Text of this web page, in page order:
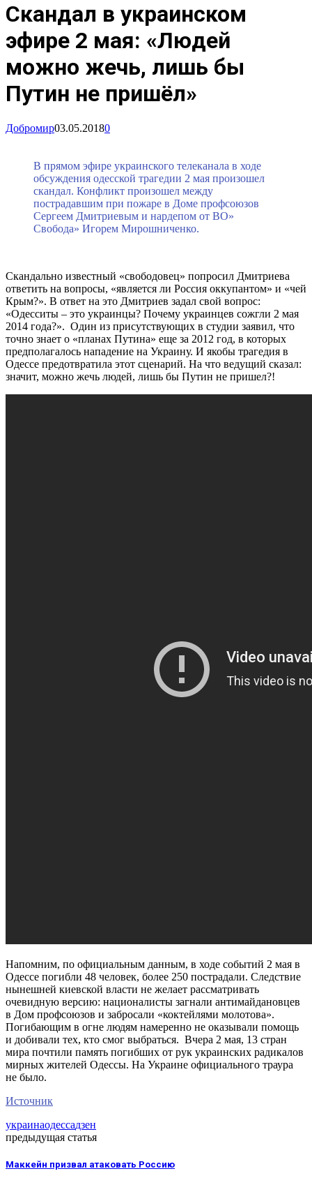
Скандал в украинском
эфире 2 мая: «Людей
можно жечь, лишь бы
Путин не пришёл»
Добромир03.05.20180
В прямом эфире украинского телеканала в ходе
обсуждения одесской трагедии 2 мая произошел
скандал. Конфликт произошел между
пострадавшим при пожаре в Доме профсоюзов
Сергеем Дмитриевым и нардепом от ВО»
Свобода» Игорем Мирошниченко.
Скандально известный «свободовец» попросил Дмитриева
ответить на вопросы, «является ли Россия оккупантом» и «чей
Крым?». В ответ на это Дмитриев задал свой вопрос:
«Одесситы – это украинцы? Почему украинцев сожгли 2 мая
2014 года?». Один из присутствующих в студии заявил, что
точно знает о «планах Путина» еще за 2012 год, в которых
предполагалось нападение на Украину. И якобы трагедия в
Одессе предотвратила этот сценарий. На что ведущий сказал:
значит, можно жечь людей, лишь бы Путин не пришел?!
Напомним, по официальным данным, в ходе событий 2 мая в
Одессе погибли 48 человек, более 250 пострадали. Следствие
нынешней киевской власти не желает рассматривать
очевидную версию: националисты загнали антимайдановцев
в Дом профсоюзов и забросали «коктейлями молотова».
Погибающим в огне людям намеренно не оказывали помощь
и добивали тех, кто смог выбраться. Вчера 2 мая, 13 стран
мира почтили память погибших от рук украинских радикалов
мирных жителей Одессы. На Украине официального траура
не было.
Источник
украинаодессадзен
предыдущая статья
Маккейн призвал атаковать Россию